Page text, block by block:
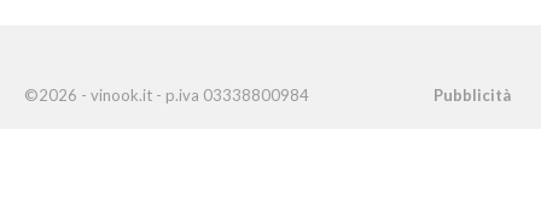
©2026 - vinook.it - p.iva 03338800984 Pubblicità